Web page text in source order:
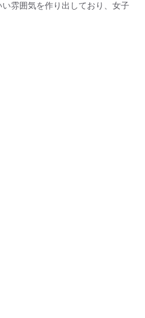
雰囲気を作り出しており、女子